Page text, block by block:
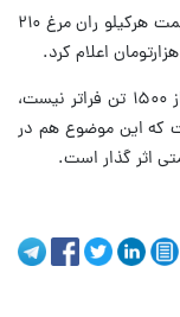
دبیر انجمن کشتارگاه و صنایع بسته بندی طیور قیمت هرکیلو ران مرغ ۲۱۰
وی با بیان اینکه توزیع روزانه مرغ استان تهران از ۱۵۰۰ تن فراتر نیست،
که این موضوع هم در
اثر گذار است.